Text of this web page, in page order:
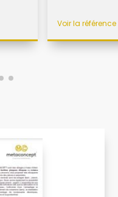
Voir la référence